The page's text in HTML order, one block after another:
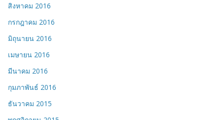
สิงหาคม 2016
กรกฎาคม 2016
มิถุนายน 2016
เมษายน 2016
มีนาคม 2016
กุมภาพันธ์ 2016
ธันวาคม 2015